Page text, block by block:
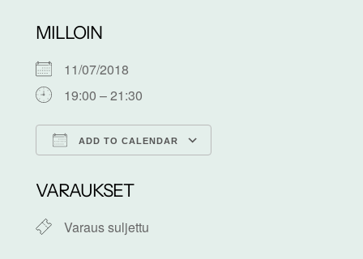
MILLOIN
11/07/2018
19:00 – 21:30
ADD TO CALENDAR
VARAUKSET
Varaus suljettu